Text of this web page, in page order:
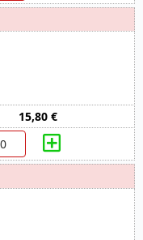
15,80 €